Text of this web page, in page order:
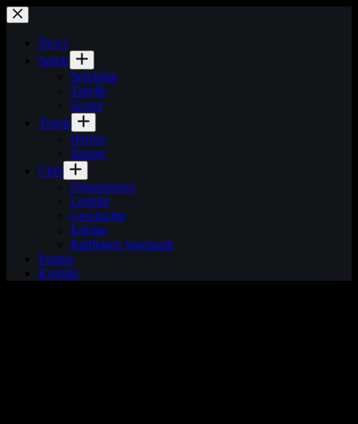
Zum
Inhalt
springenNews
Spiele
Spielplan
Tabelle
Scorer
Teams
Herren
Juniors
Club
Organisation
Leitbild
Geschichte
Erfolge
Raiffeisen Sportpark
Partner
Kontakt